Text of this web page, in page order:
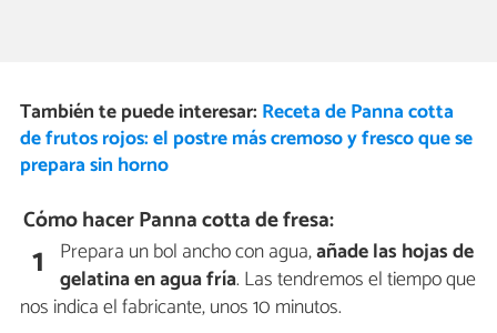
También te puede interesar: Receta de Panna cotta
de frutos rojos: el postre más cremoso y fresco que se
prepara sin horno
Cómo hacer Panna cotta de fresa:
1 Prepara un bol ancho con agua,añade las hojas de
gelatina en agua fría. Las tendremos el tiempo que
nos indica el fabricante, unos 10 minutos.